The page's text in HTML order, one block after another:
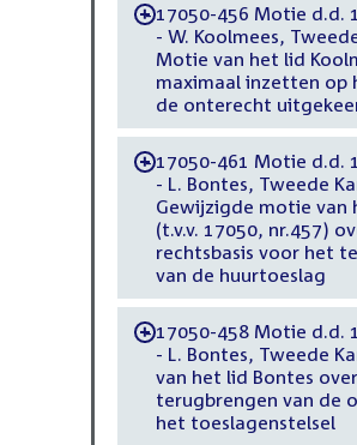
-17050-456 Motie d.d.
- W. Koolmees,
Motie van het lid
maximaal inzetten op
de onterecht
-17050-461 Motie d.d.
- L. Bontes, Tweede
Gewijzigde motie van
(t.v.v. 17050, nr.457)
rechtsbasis voor het
van de huurtoeslag
-17050-458 Motie d.d.
- L. Bontes, Tweede
van het lid Bontes
terugbrengen van de
het toeslagenstelsel